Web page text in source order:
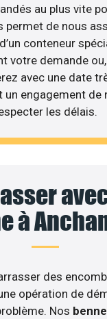
au plus vite
permet de nous
conteneur
votre demande
avec une date
un engagement de
les délais.
à
des
opération de
Nos